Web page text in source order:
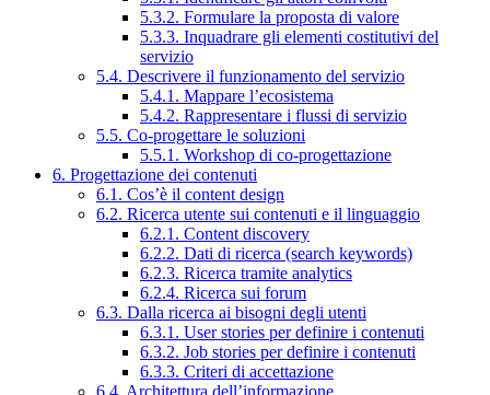
5.3.2. Formulare la proposta di valore
5.3.3. Inquadrare gli elementi costitutivi del
servizio
5.4. Descrivere il funzionamento del servizio
5.4.1. Mappare l’ecosistema
5.4.2. Rappresentare i flussi di servizio
5.5. Co-progettare le soluzioni
5.5.1. Workshop di co-progettazione
6. Progettazione dei contenuti
6.1. Cos’è il content design
6.2. Ricerca utente sui contenuti e il linguaggio
6.2.1. Content discovery
6.2.2. Dati di ricerca (search keywords)
6.2.3. Ricerca tramite analytics
6.2.4. Ricerca sui forum
6.3. Dalla ricerca ai bisogni degli utenti
6.3.1. User stories per definire i contenuti
6.3.2. Job stories per definire i contenuti
6.3.3. Criteri di accettazione
6.4. Architettura dell’informazione